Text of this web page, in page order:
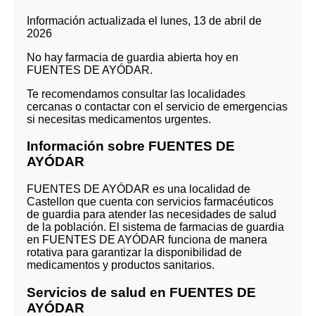
Información actualizada el lunes, 13 de abril de
2026
No hay farmacia de guardia abierta hoy en
FUENTES DE AYÓDAR.
Te recomendamos consultar las localidades
cercanas o contactar con el servicio de emergencias
si necesitas medicamentos urgentes.
Información sobre FUENTES DE
AYÓDAR
FUENTES DE AYÓDAR es una localidad de
Castellon que cuenta con servicios farmacéuticos
de guardia para atender las necesidades de salud
de la población. El sistema de farmacias de guardia
en FUENTES DE AYÓDAR funciona de manera
rotativa para garantizar la disponibilidad de
medicamentos y productos sanitarios.
Servicios de salud en FUENTES DE
AYÓDAR